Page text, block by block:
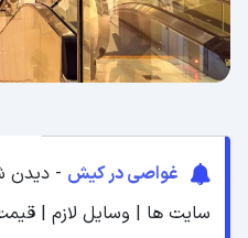
غواصی در کیش - دیدن
سایت ها | وسایل لازم |